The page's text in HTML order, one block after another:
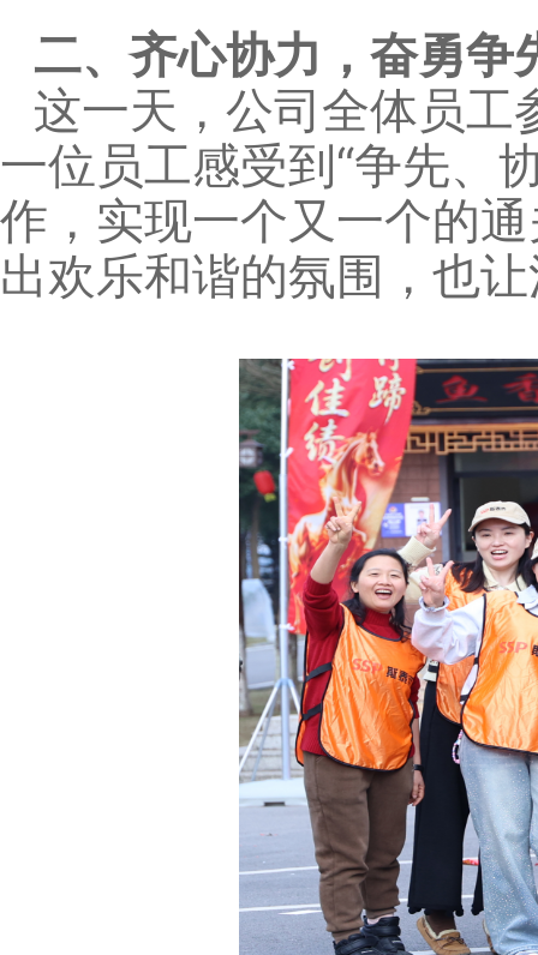
二、齐心协力，奋勇争
这一天，公司全体员工
一位员工感受到“争先、
作，实现一个又一个的
出欢乐和谐的氛围，也